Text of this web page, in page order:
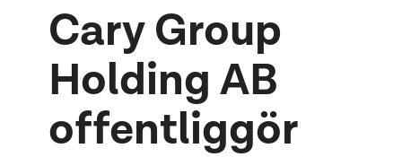
Cary Group
Holding AB
offentliggör